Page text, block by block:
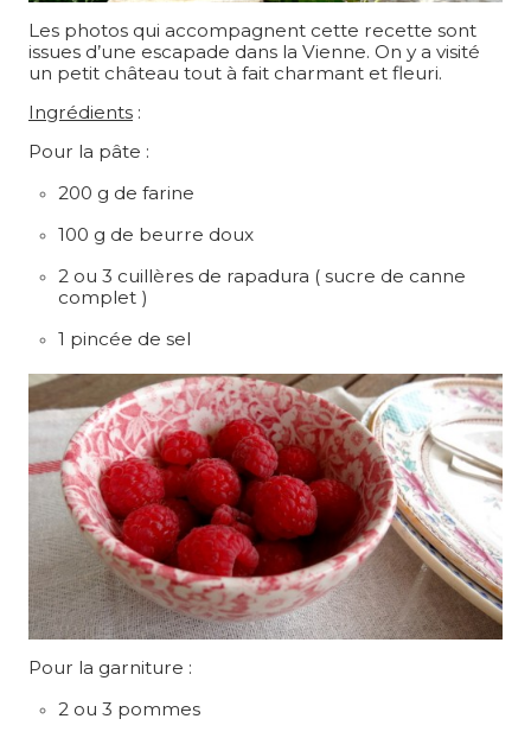
Les photos qui accompagnent cette recette sont
issues d’une escapade dans la Vienne. On y a visité
un petit château tout à fait charmant et fleuri.
Ingrédients :
Pour la pâte :
200 g de farine
100 g de beurre doux
2 ou 3 cuillères de rapadura ( sucre de canne
complet )
1 pincée de sel
Pour la garniture :
2 ou 3 pommes